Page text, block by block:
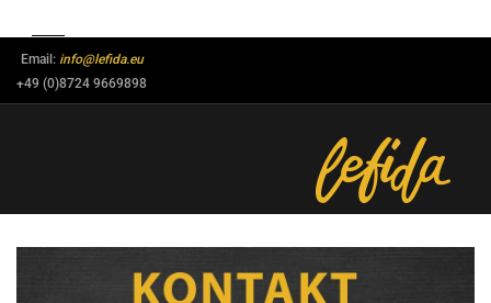
Email: info@lefida.eu
+49 (0)8724 9669898